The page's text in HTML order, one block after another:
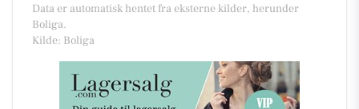
Data er automatisk hentet fra eksterne kilder, herunder
Boliga.
Kilde: Boliga